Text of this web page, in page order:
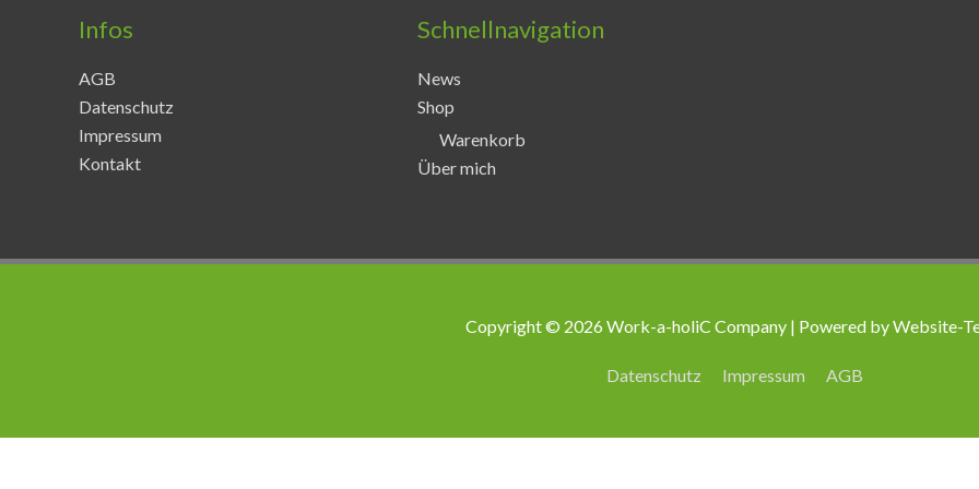
Infos
AGB
Datenschutz
Impressum
Kontakt
Schnellnavigation
News
Shop
Warenkorb
Über mich
Copyright © 2026Work-a-holiC Company| Powered by Website-
Datenschutz Impressum AGB